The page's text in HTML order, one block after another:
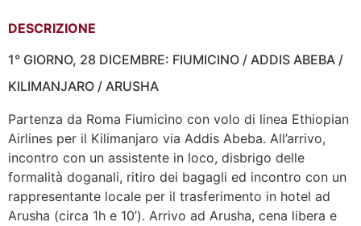
DESCRIZIONE
1° GIORNO, 28 DICEMBRE: FIUMICINO / ADDIS ABEBA /
KILIMANJARO / ARUSHA
Partenza da Roma Fiumicino con volo di linea Ethiopian
Airlines per il Kilimanjaro via Addis Abeba. All’arrivo,
incontro con un assistente in loco, disbrigo delle
formalità doganali, ritiro dei bagagli ed incontro con un
rappresentante locale per il trasferimento in hotel ad
Arusha (circa 1h e 10’). Arrivo ad Arusha, cena libera e